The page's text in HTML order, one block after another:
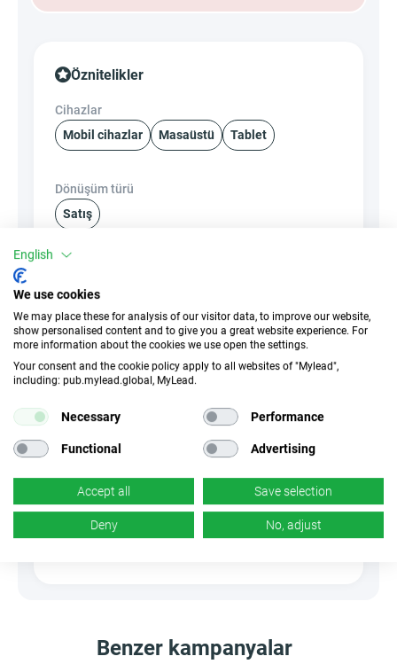
Öznitelikler
Cihazlar
Mobil cihazlar
Masaüstü Tablet
Dönüşüm türü
Satış
Teşvik Yok
CR
v/y
Derin bağlantı
Evet
Afişler Linki Gizle
✓Evet
Ürünler
×Hayır
Kuponlar ve
promosyonlar
Benzer kampanyalar
English
We use cookies
We may place these for analysis of our visitor data, to improve our website,
show personalised content and to give you a great website experience. For
more information about the cookies we use open the settings.
Your consent and the cookie policy apply to all websites of "Mylead",
including: pub.mylead.global, MyLead.
Necessary Performance
Functional Advertising
Accept all Save selection
Deny No, adjust